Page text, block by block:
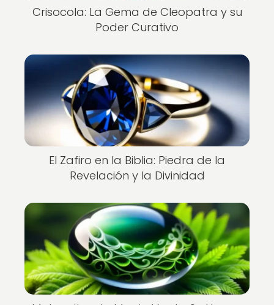
Crisocola: La Gema de Cleopatra y su
Poder Curativo
El Zafiro en la Biblia: Piedra de la
Revelación y la Divinidad